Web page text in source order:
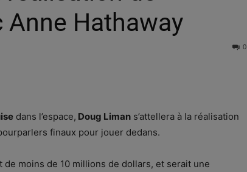
Anne Hathaway
0
dans l’espace, Doug Liman s’attellera à la réalisation
finaux pour jouer dedans.
moins de 10 millions de dollars, et serait une